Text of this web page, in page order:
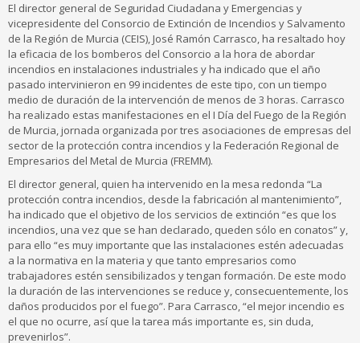
El director general de Seguridad Ciudadana y Emergencias y
vicepresidente del Consorcio de Extinción de Incendios y Salvamento
de la Región de Murcia (CEIS), José Ramón Carrasco, ha resaltado hoy
la eficacia de los bomberos del Consorcio a la hora de abordar
incendios en instalaciones industriales y ha indicado que el año
pasado intervinieron en 99 incidentes de este tipo, con un tiempo
medio de duración de la intervención de menos de 3 horas. Carrasco
ha realizado estas manifestaciones en el I Día del Fuego de la Región
de Murcia, jornada organizada por tres asociaciones de empresas del
sector de la protección contra incendios y la Federación Regional de
Empresarios del Metal de Murcia (FREMM).
El director general, quien ha intervenido en la mesa redonda “La
protección contra incendios, desde la fabricación al mantenimiento”,
ha indicado que el objetivo de los servicios de extinción “es que los
incendios, una vez que se han declarado, queden sólo en conatos” y,
para ello “es muy importante que las instalaciones estén adecuadas
a la normativa en la materia y que tanto empresarios como
trabajadores estén sensibilizados y tengan formación. De este modo
la duración de las intervenciones se reduce y, consecuentemente, los
daños producidos por el fuego”. Para Carrasco, “el mejor incendio es
el que no ocurre, así que la tarea más importante es, sin duda,
prevenirlos”.